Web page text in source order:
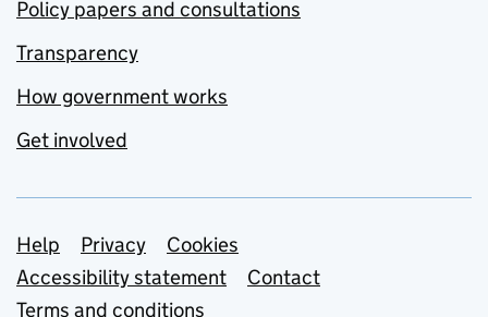
Policy papers and consultations
Transparency
How government works
Get involved
Support links
Help Privacy
Cookies
Accessibility statement
Contact
Terms and conditions